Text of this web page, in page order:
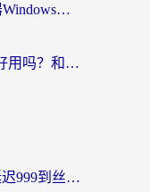
海外党必看：免费VPN加速器Windows版怎么选？附真实测评与无缝访问国内资源指南
海外党必看：快帆TV版VPN好用吗？和hi龟龟VPN对比哪个回国效果更好？附免费加速器选择指南
欧洲怎么打炉石传说的？从延迟999到丝滑上分，我找到了靠谱加速器